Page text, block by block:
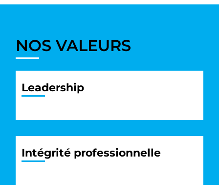
NOS VALEURS
Leadership
Intégrité professionnelle